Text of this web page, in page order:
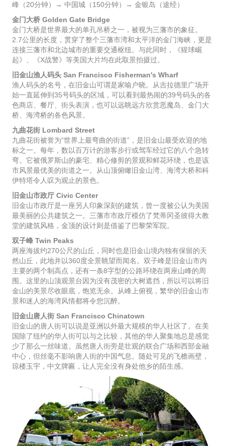
峰（20分钟）→ 中国城（150分钟）→ 金银岛（途经）
金门大桥 Golden Gate Bridge
金门大桥是世界最大的单孔吊桥之一，被视为三藩市的象征。
2.7公里的长度，贯穿了整个三藩市湾和太平洋的金门海峡，更是
连接三藩市和北边城市的重要交通枢纽。与此同时，《猩球崛
起》、《X战警》等美国大片均在此取景拍摄过。
旧金山渔人码头 San Francisco Fisherman's Wharf
渔人码头的名号，在旧金山可谓是家喻户晓。从吉拉德里广场开
始一直延伸到35号码头的区域，可以看到最热闹的39号码头的各
色商店、餐厅、街头表演，也可以远眺远方欣赏恶魔岛、金门大
桥、海湾桥的各色风景。
九曲花街 Lombard Street
九曲花街被誉为“世界上最弯曲的街道”，是旧金山最受欢迎的地
标之一。每年，数以百万计的游客步行或驾车经过它的八个急转
弯。它被俄罗斯山的豪宅、精心修剪的景观和鲜花环绕，也是该
市风景最优美的街道之一。从山顶俯瞰旧金山湾、海湾大桥和科
伊特塔令人叹为观止的景色。
旧金山市政厅 Civic Center
旧金山市政厅是一座另人印象深刻的建筑，曾一度被公认为美国
最美丽的公共建筑之一。三藩市市政厅模仿了梵蒂冈圣彼得大教
堂的建筑风格，金顶的设计则是借鉴了巴黎荣军院。
双子峰 Twin Peaks
两座海拔约270公尺的山丘，同时也是旧金山境内独有保留的天
然山丘，此地并以360度全景眺望而闻名。双子峰是旧金山市内
主要的两个制高点，还有一条8字型的公路环绕在两座山峰的周
围。这里的山顶观景台因为没有茂密的大树遮挡，所以可以将旧
金山的美景尽收眼底，饱览无余。从峰上俯视，繁华的旧金山市
景和迷人的海湾风情都将令您沉醉。
旧金山唐人街 San Francisco Chinatown
旧金山的唐人街可以说是亚洲以外最大规模的华人社区了。在美
国除了纽约的华人街可以与之比较，其他的华人聚集地总是感觉
少了那么一丝味道。虽然唐人街旁是壮观的联合广场和西部金融
中心，但丝毫不影响唐人街的中国气息。随处可见的飞檐画壁，
琼楼玉宇，中文牌匾，让人完全没有身处他乡的陌生感。